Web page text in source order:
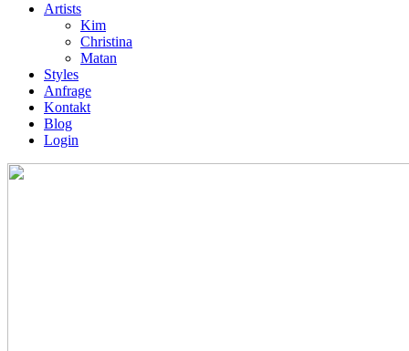
Artists
Kim
Christina
Matan
Styles
Anfrage
Kontakt
Blog
Login